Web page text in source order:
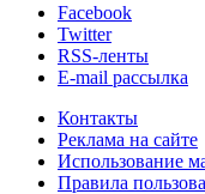
Facebook
Twitter
RSS-ленты
E-mail рассылка
Контакты
Реклама на сайте
Использование
Правила